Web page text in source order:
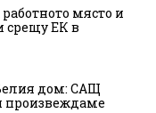
място и
срещу ЕК в
дом: САЩ
произвеждаме